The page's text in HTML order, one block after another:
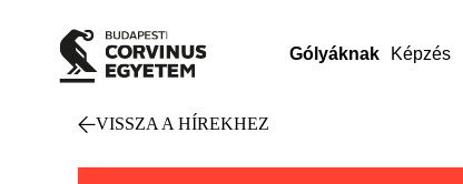
Gólyáknak Képzés
VISSZA A HÍREKHEZ